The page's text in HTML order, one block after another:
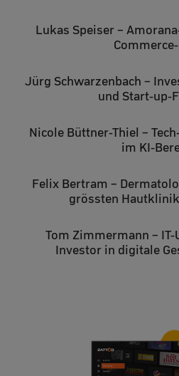
Lukas Speiser –
Jürg Schwarzenbach –
und Start-up-
Nicole Büttner-Thiel –
im KI-
Felix Bertram –
grössten
Tom Zimmermann –
Investor in digitale